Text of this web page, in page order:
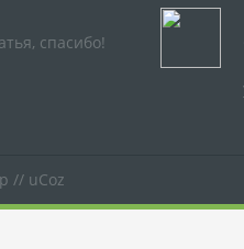
спасибо!
// uCoz